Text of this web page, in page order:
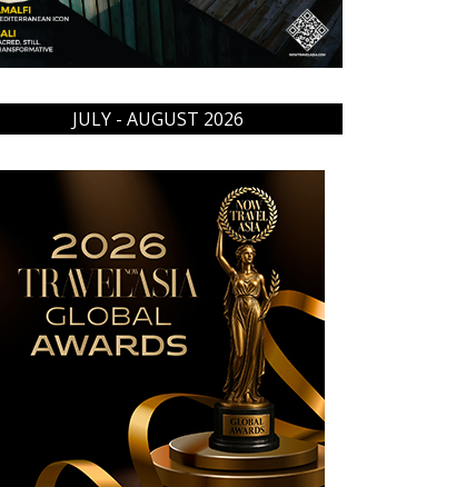
JULY - AUGUST 2026